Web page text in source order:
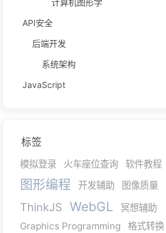
计算机图形学
API安全
后端开发
系统架构
JavaScript
标签
模拟登录 火车座位查询 软件教程
图形编程 开发辅助 图像质量
ThinkJS WebGL
冥想辅助
Graphics Programming
格式转换